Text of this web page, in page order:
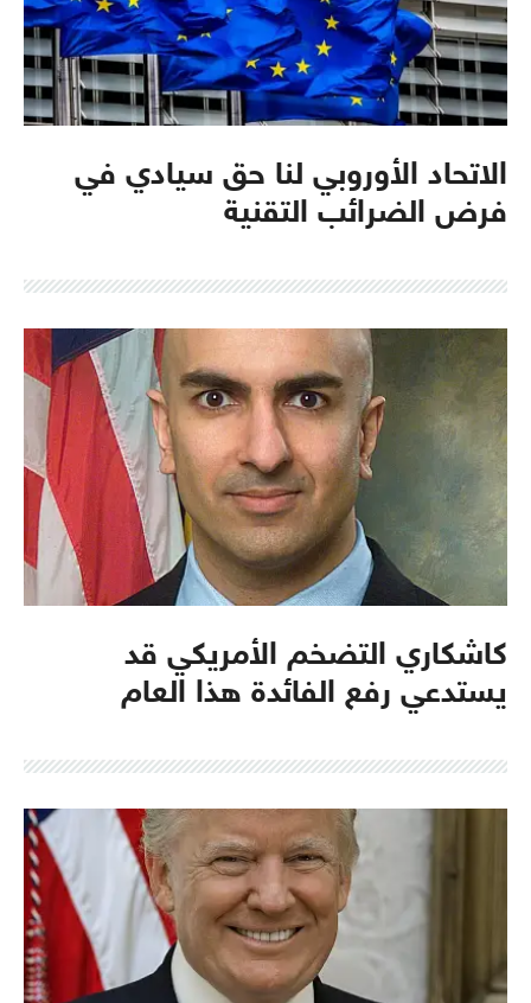
الاتحاد الأوروبي لنا حق سيادي في
فرض الضرائب التقنية
كاشكاري التضخم الأمريكي قد
يستدعي رفع الفائدة هذا العام